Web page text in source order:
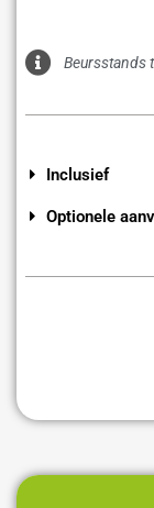
Beursstands
Inclusief
Optionele